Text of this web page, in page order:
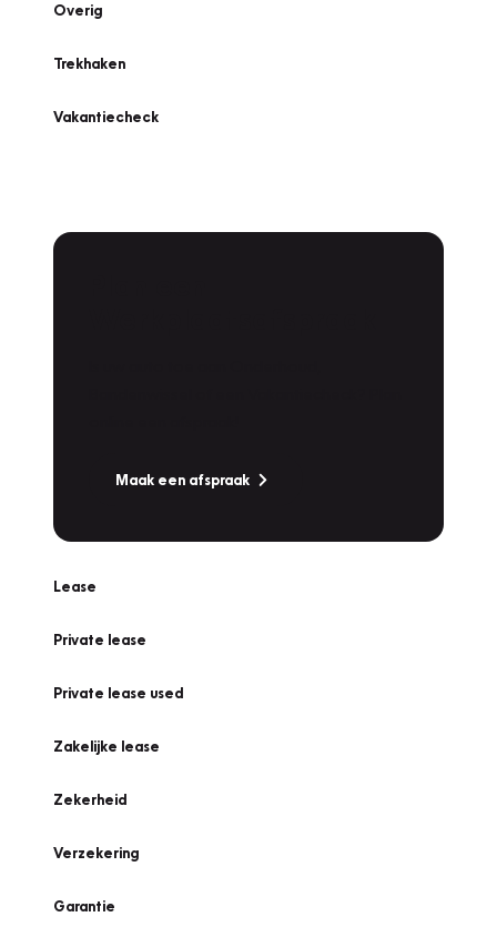
Overig
Trekhaken
Vakantiecheck
Maak een afspraak
Lease
Private lease
Private lease used
Zakelijke lease
Zekerheid
Verzekering
Garantie